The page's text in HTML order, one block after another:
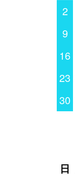
2
9
16
23
30
日